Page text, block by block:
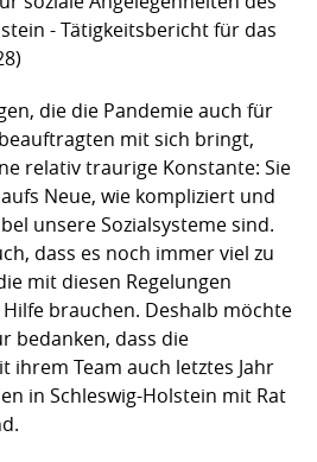
- Tätigkeitsbericht für das
die die Pandemie auch für
mit sich bringt,
relativ traurige Konstante: Sie
Neue, wie kompliziert und
unsere Sozialsysteme sind.
dass es noch immer viel zu
mit diesen Regelungen
brauchen. Deshalb möchte
bedanken, dass die
ihrem Team auch letztes Jahr
in Schleswig-Holstein mit Rat